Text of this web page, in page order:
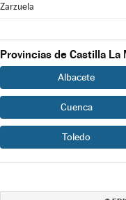
Zarzuela
Provincias de Castilla La
Albacete
Cuenca
Toledo